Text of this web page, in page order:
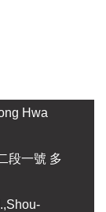
Hwa
段一號 多